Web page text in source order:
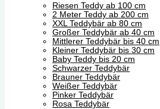
Riesen Teddy ab 100 cm
2 Meter Teddy ab 200 cm
XXL Teddybär ab 80 cm
Großer Teddybär ab 40 cm
Mittlerer Teddybär bis 40 cm
Kleiner Teddybär bis 30 cm
Baby Teddy bis 20 cm
Schwarzer Teddybär
Brauner Teddybär
Weißer Teddybär
Pinker Teddybär
Rosa Teddybär